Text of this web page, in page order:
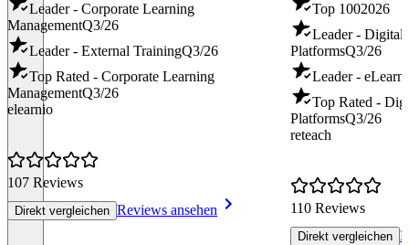
Leader - Corporate Learning
ManagementQ3/26
Leader - External TrainingQ3/26
Top Rated - Corporate Learning
ManagementQ3/26
elearnio
107 Reviews
Direkt vergleichen Reviews ansehen
Top 1002026
Leader - Digital
PlatformsQ3/26
Leader -
Top Rated -
PlatformsQ3/26
reteach
110 Reviews
Direkt vergleichen